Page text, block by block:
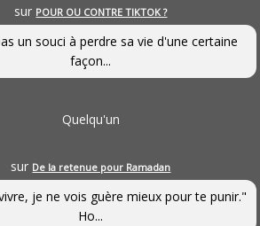
sur POUR OU CONTRE TIKTOK ?
un souci à perdre sa vie d'une certaine
façon...
Quelqu'un
sur De la retenue pour Ramadan
je ne vois guère mieux pour te punir."
Ho...